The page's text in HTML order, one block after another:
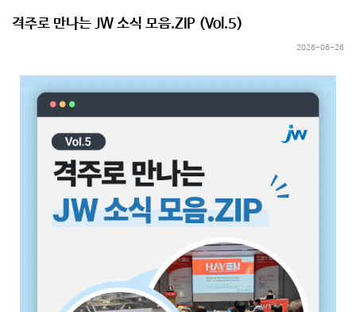
격주로 만나는 JW 소식 모음.ZIP (Vol.5)
2026-06-26